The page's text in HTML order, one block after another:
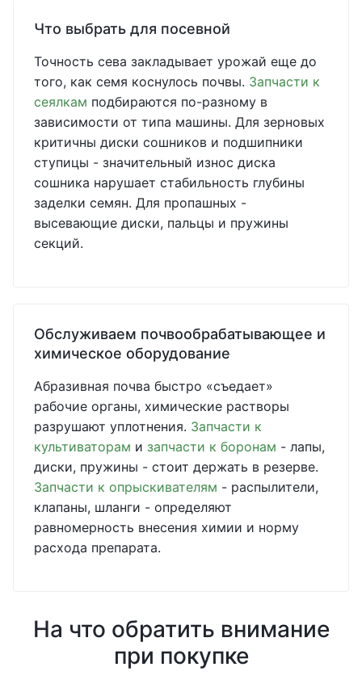
Что выбрать для посевной
Точность сева закладывает урожай еще до
того, как семя коснулось почвы. Запчасти к
сеялкам подбираются по-разному в
зависимости от типа машины. Для зерновых
критичны диски сошников и подшипники
ступицы - значительный износ диска
сошника нарушает стабильность глубины
заделки семян. Для пропашных -
высевающие диски, пальцы и пружины
секций.
Обслуживаем почвообрабатывающее и
химическое оборудование
Абразивная почва быстро «съедает»
рабочие органы, химические растворы
разрушают уплотнения. Запчасти к
культиваторам и запчасти к боронам - лапы,
диски, пружины - стоит держать в резерве.
Запчасти к опрыскивателям - распылители,
клапаны, шланги - определяют
равномерность внесения химии и норму
расхода препарата.
На что обратить внимание
при покупке